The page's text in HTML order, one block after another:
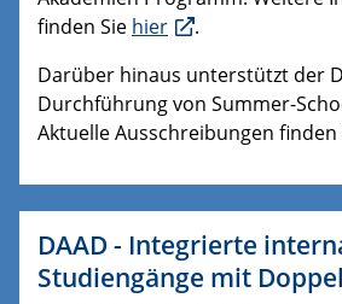
finden Sie hier
.
Darüber hinaus unterstützt der
Durchführung von Summer-
Aktuelle Ausschreibungen finden
DAAD - Integrierte
Studiengänge mit